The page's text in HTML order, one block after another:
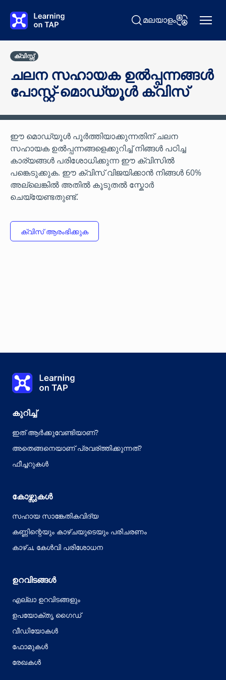
തിരയുക Learning on TAP
മലയാളംഭാഷ മാറ്റുക
ക്വിസ്സ്
ചലന സഹായക ഉൽപ്പന്നങ്ങൾ
പോസ്റ്റ്-മൊഡ്യൂൾ ക്വിസ്
ഈ മൊഡ്യൂൾ പൂർത്തിയാക്കുന്നതിന് ചലന
സഹായക ഉൽപ്പന്നങ്ങളെക്കുറിച്ച് നിങ്ങൾ പഠിച്ച
കാര്യങ്ങൾ പരിശോധിക്കുന്ന ഈ ക്വിസില്‍
പങ്കെടുക്കുക. ഈ ക്വിസ് വിജയിക്കാൻ നിങ്ങൾ 60%
അല്ലെങ്കിൽ അതിൽ കൂടുതൽ സ്കോർ
ചെയ്യേണ്ടതുണ്ട്.
Learning on TAP - വീട്
കുറിച്ച്
ഇത് ആർക്കുവേണ്ടിയാണ്?
അതെങ്ങനെയാണ് പ്രവര്ത്തിക്കുന്നത്?
ഫീച്ചറുകൾ
കോഴ്സുകൾ
സഹായ സാങ്കേതികവിദ്യ
കണ്ണിന്റെയും കാഴ്ചയുടെയും പരിചരണം
കാഴ്ച, കേൾവി പരിശോധന
ഉറവിടങ്ങൾ
എല്ലാ ഉറവിടങ്ങളും
ഉപയോക്തൃ ഗൈഡ്
വീഡിയോകൾ
ഫോമുകൾ
രേഖകൾ